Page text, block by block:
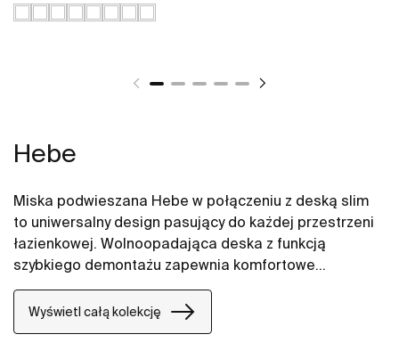
Hebe
Miska podwieszana Hebe w połączeniu z deską slim
to uniwersalny design pasujący do każdej przestrzeni
łazienkowej. Wolnoopadająca deska z funkcją
szybkiego demontażu zapewnia komfortowe
użytkowanie i łatwość utrzymania w czystości.
Wyświetl całą kolekcję